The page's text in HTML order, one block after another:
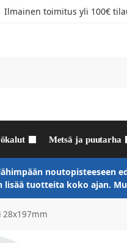
Ilmainen toimitus yli 100€
Metsä ja puutarha
noutopisteeseen
lisää tuotteita koko ajan.
28x197mm